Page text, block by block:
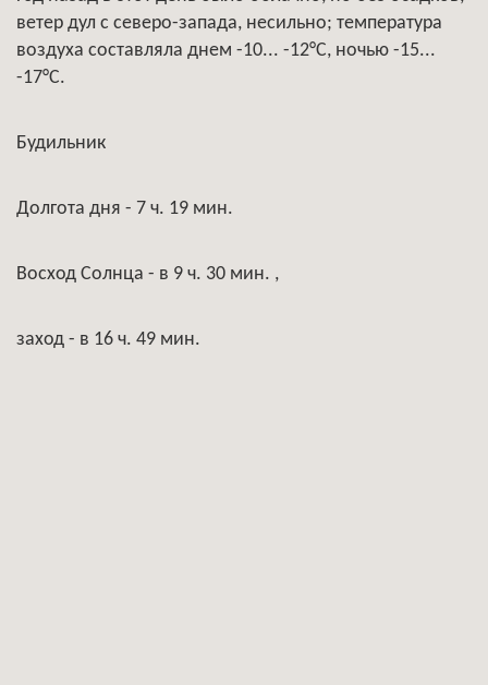
ветер дул с северо-запада, несильно; температура
воздуха составляла днем -10... -12°С, ночью -15...
-17°С.
Будильник
Долгота дня - 7 ч. 19 мин.
Восход Солнца - в 9 ч. 30 мин. ,
заход - в 16 ч. 49 мин.